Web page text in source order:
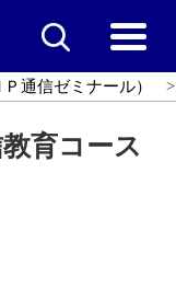
通信ゼミナール）
育コース